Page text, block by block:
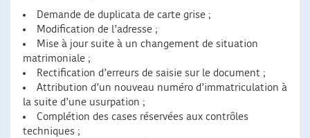
Demande de duplicata de carte grise ;
Modification de l’adresse ;
Mise à jour suite à un changement de situation
matrimoniale ;
Rectification d’erreurs de saisie sur le document ;
Attribution d’un nouveau numéro d’immatriculation à
la suite d’une usurpation ;
Complétion des cases réservées aux contrôles
techniques ;